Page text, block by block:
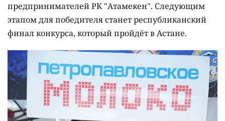
предпринимателей РК "Атамекен". Следующим
этапом для победителя станет республиканский
финал конкурса, который пройдёт в Астане.